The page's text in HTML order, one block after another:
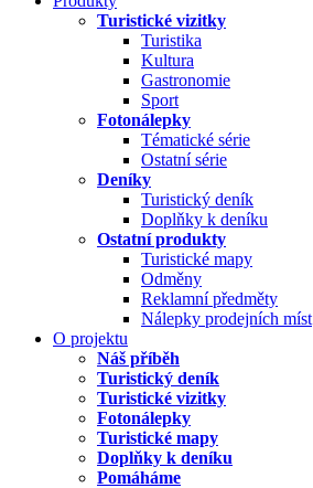
Turistické vizitky
Turistika
Kultura
Gastronomie
Sport
Fotonálepky
Tématické série
Ostatní série
Deníky
Turistický deník
Doplňky k deníku
Ostatní produkty
Turistické mapy
Odměny
Reklamní předměty
Nálepky prodejních míst
O projektu
Náš příběh
Turistický deník
Turistické vizitky
Fotonálepky
Turistické mapy
Doplňky k deníku
Pomáháme